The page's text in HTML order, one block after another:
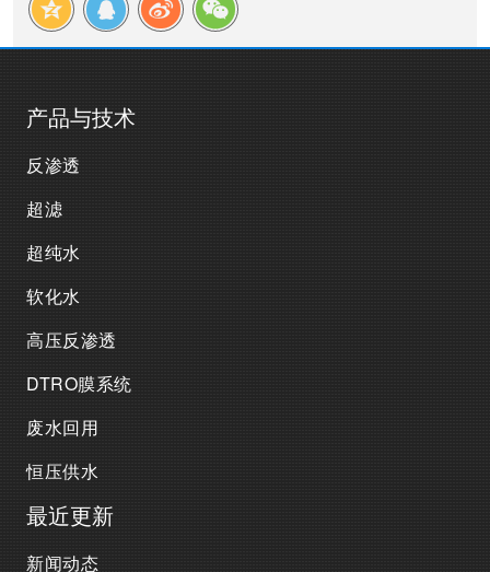
产品与技术
反渗透
超滤
超纯水
软化水
高压反渗透
DTRO膜系统
废水回用
恒压供水
最近更新
新闻动态